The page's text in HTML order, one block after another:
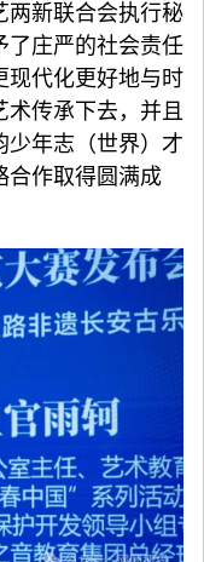
两新联合会执行秘
了庄严的社会责任
现代化更好地与时
术传承下去，并且
少年志（世界）才
合作取得圆满成